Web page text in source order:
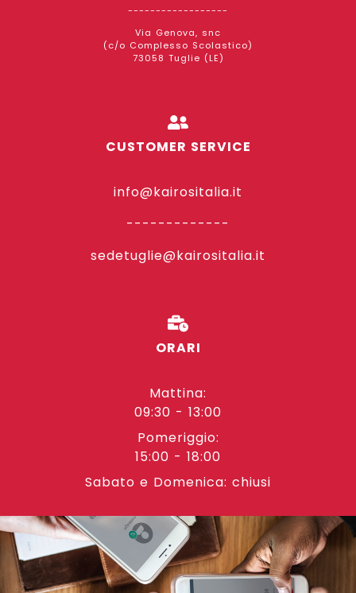
------------------
Via Genova, snc
(c/o Complesso Scolastico)
73058 Tuglie (LE)
CUSTOMER SERVICE
info@kairositalia.it
-------------
sedetuglie@kairositalia.it
ORARI
Mattina:
09:30 - 13:00
Pomeriggio:
15:00 - 18:00
Sabato e Domenica: chiusi